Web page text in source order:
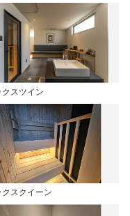
スツイン
スクイーン